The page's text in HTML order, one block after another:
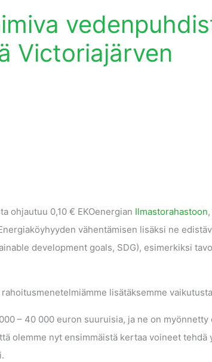
Victoriajärven
ohjautuu 0,10 € EKOenergian Ilmastorahastoon
vähentämisen lisäksi ne
development goals, SDG), esimerkiksi
lisätäksemme
– 40 000 euron suuruisia, ja ne on
olemme nyt ensimmäistä kertaa voineet tehdä